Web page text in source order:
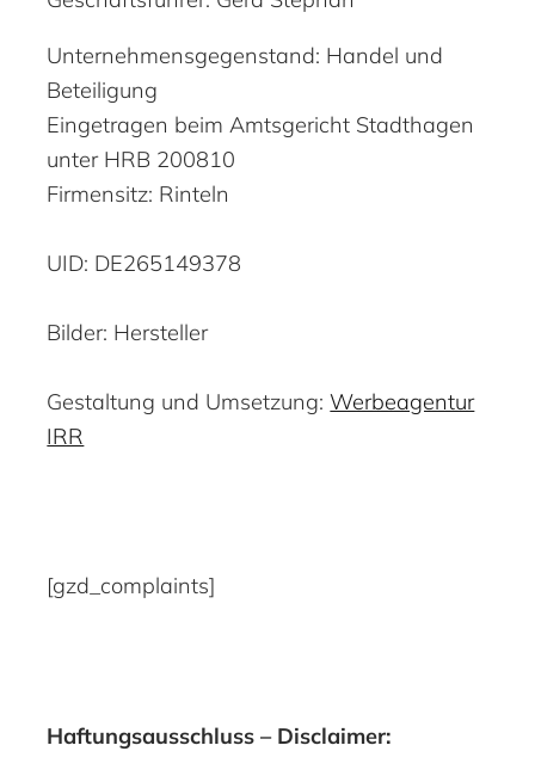
Unternehmensgegenstand: Handel und
Beteiligung
Eingetragen beim Amtsgericht Stadthagen
unter HRB 200810
Firmensitz: Rinteln
UID: DE265149378
Bilder: Hersteller
Gestaltung und Umsetzung: Werbeagentur
IRR
[gzd_complaints]
Haftungsausschluss – Disclaimer: